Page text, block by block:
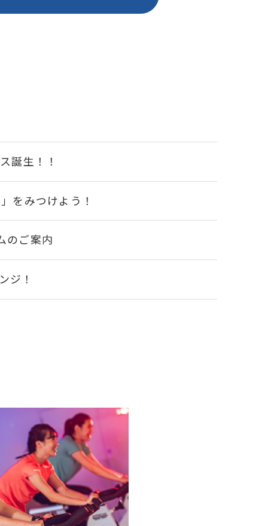
誕生！！
をみつけよう！
のご案内
ジ！
よう！